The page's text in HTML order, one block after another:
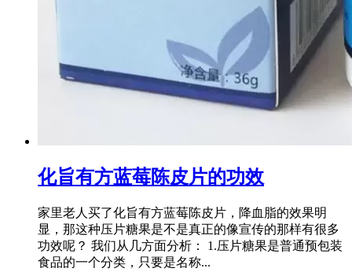
化旨有方蓝莓陈皮片的功效
家里老人买了化旨有方蓝莓陈皮片，降血脂的效果明
显，那这种压片糖果是不是真正的像宣传的那样有很多
功效呢？ 我们从几方面分析： 1.压片糖果是普通预包装
食品的一个分类，只要是名称...